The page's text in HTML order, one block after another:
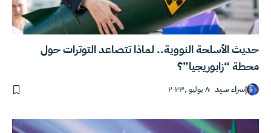
حديث الأسلحة النووية.. لماذا تتصاعد التوترات حول
محطة “زابوريجيا”؟
إسراء سيد ٨ يوليو ,٢٠٢٣